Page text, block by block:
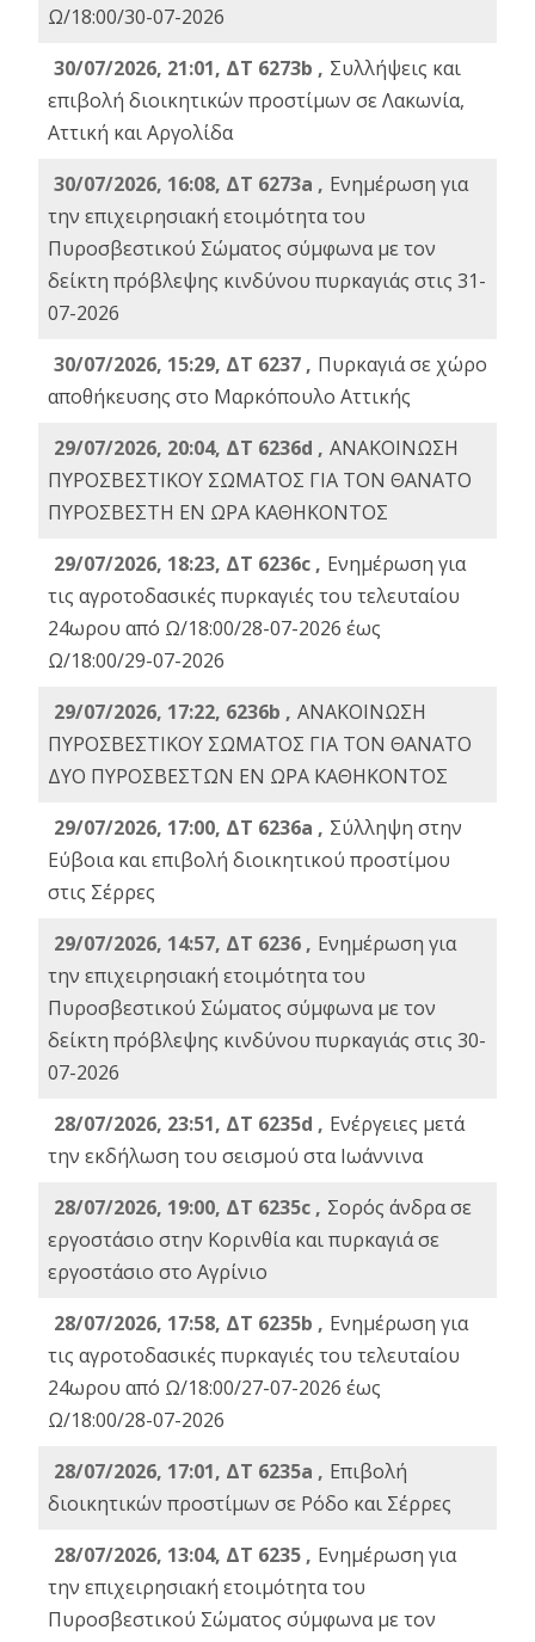
Ω/18:00/30-07-2026
30/07/2026, 21:01, ΔΤ 6273b , Συλλήψεις και
επιβολή διοικητικών προστίμων σε Λακωνία,
Αττική και Αργολίδα
30/07/2026, 16:08, ΔΤ 6273a , Ενημέρωση για
την επιχειρησιακή ετοιμότητα του
Πυροσβεστικού Σώματος σύμφωνα με τον
δείκτη πρόβλεψης κινδύνου πυρκαγιάς στις 31-
07-2026
30/07/2026, 15:29, ΔΤ 6237 , Πυρκαγιά σε χώρο
αποθήκευσης στο Μαρκόπουλο Αττικής
29/07/2026, 20:04, ΔΤ 6236d , ΑΝΑΚΟΙΝΩΣΗ
ΠΥΡΟΣΒΕΣΤΙΚΟΥ ΣΩΜΑΤΟΣ ΓΙΑ ΤΟΝ ΘΑΝΑΤΟ
ΠΥΡΟΣΒΕΣΤΗ ΕΝ ΩΡΑ ΚΑΘΗΚΟΝΤΟΣ
29/07/2026, 18:23, ΔΤ 6236c , Ενημέρωση για
τις αγροτοδασικές πυρκαγιές του τελευταίου
24ωρου από Ω/18:00/28-07-2026 έως
Ω/18:00/29-07-2026
29/07/2026, 17:22, 6236b , ΑΝΑΚΟΙΝΩΣΗ
ΠΥΡΟΣΒΕΣΤΙΚΟΥ ΣΩΜΑΤΟΣ ΓΙΑ ΤΟΝ ΘΑΝΑΤΟ
ΔΥΟ ΠΥΡΟΣΒΕΣΤΩΝ ΕΝ ΩΡΑ ΚΑΘΗΚΟΝΤΟΣ
29/07/2026, 17:00, ΔΤ 6236a , Σύλληψη στην
Εύβοια και επιβολή διοικητικού προστίμου
στις Σέρρες
29/07/2026, 14:57, ΔΤ 6236 , Ενημέρωση για
την επιχειρησιακή ετοιμότητα του
Πυροσβεστικού Σώματος σύμφωνα με τον
δείκτη πρόβλεψης κινδύνου πυρκαγιάς στις 30-
07-2026
28/07/2026, 23:51, ΔΤ 6235d , Ενέργειες μετά
την εκδήλωση του σεισμού στα Ιωάννινα
28/07/2026, 19:00, ΔΤ 6235c , Σορός άνδρα σε
εργοστάσιο στην Κορινθία και πυρκαγιά σε
εργοστάσιο στο Αγρίνιο
28/07/2026, 17:58, ΔΤ 6235b , Ενημέρωση για
τις αγροτοδασικές πυρκαγιές του τελευταίου
24ωρου από Ω/18:00/27-07-2026 έως
Ω/18:00/28-07-2026
28/07/2026, 17:01, ΔΤ 6235a , Eπιβολή
διοικητικών προστίμων σε Ρόδο και Σέρρες
28/07/2026, 13:04, ΔΤ 6235 , Ενημέρωση για
την επιχειρησιακή ετοιμότητα του
Πυροσβεστικού Σώματος σύμφωνα με τον